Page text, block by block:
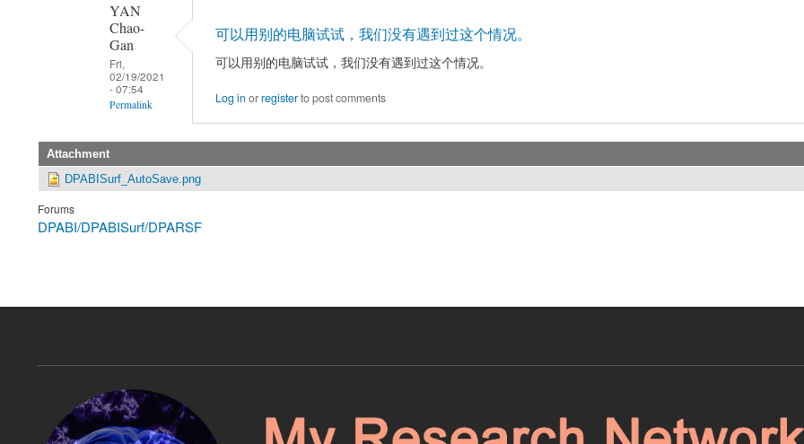
reply
to
严
老
师，
好，
我
安
了
YAN
Chao-
Gan
Fri,
02/19/2021
- 07:54
Permalink
to
老
我
了
dpabisurf
1.5
版
可以用别的电脑试试，我们没有遇到过这个情况。
可以用别的电脑试试，我们没有遇到过这个情况。
Log in orregisterto post comments
Attachment
DPABISurf_AutoSave.png
Forums
DPABI/DPABISurf/DPARSF